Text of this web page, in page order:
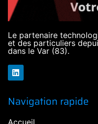
Le partenaire
et des particuliers
dans le Var (83).
Navigation rapide
Accueil